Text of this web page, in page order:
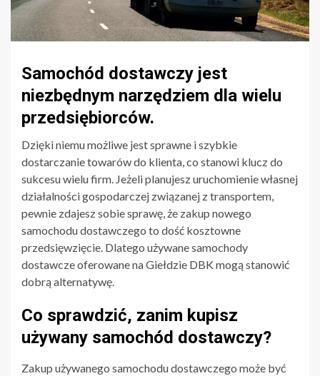
Samochód dostawczy jest
niezbędnym narzędziem dla wielu
przedsiębiorców.
Dzięki niemu możliwe jest sprawne i szybkie
dostarczanie towarów do klienta, co stanowi klucz do
sukcesu wielu firm. Jeżeli planujesz uruchomienie własnej
działalności gospodarczej związanej z transportem,
pewnie zdajesz sobie sprawę, że zakup nowego
samochodu dostawczego to dość kosztowne
przedsięwzięcie. Dlatego używane samochody
dostawcze oferowane na Giełdzie DBK mogą stanowić
dobrą alternatywę.
Co sprawdzić, zanim kupisz
używany samochód dostawczy?
Zakup używanego samochodu dostawczego może być